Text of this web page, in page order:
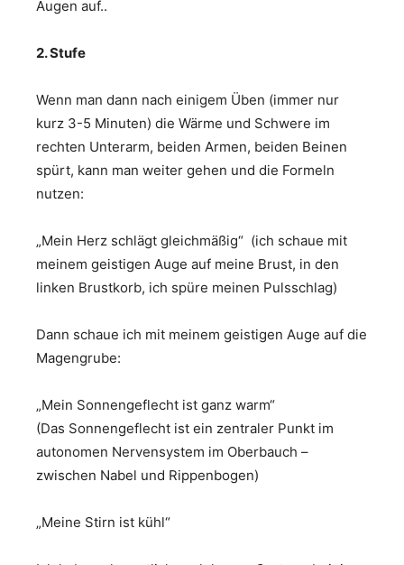
Augen auf..
2. Stufe
Wenn man dann nach einigem Üben (immer nur
kurz 3-5 Minuten) die Wärme und Schwere im
rechten Unterarm, beiden Armen, beiden Beinen
spürt, kann man weiter gehen und die Formeln
nutzen:
„Mein Herz schlägt gleichmäßig“ (ich schaue mit
meinem geistigen Auge auf meine Brust, in den
linken Brustkorb, ich spüre meinen Pulsschlag)
Dann schaue ich mit meinem geistigen Auge auf die
Magengrube:
„Mein Sonnengeflecht ist ganz warm“
(Das Sonnengeflecht ist ein zentraler Punkt im
autonomen Nervensystem im Oberbauch –
zwischen Nabel und Rippenbogen)
„Meine Stirn ist kühl“